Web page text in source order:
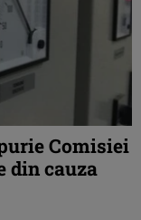
Comisiei
din cauza